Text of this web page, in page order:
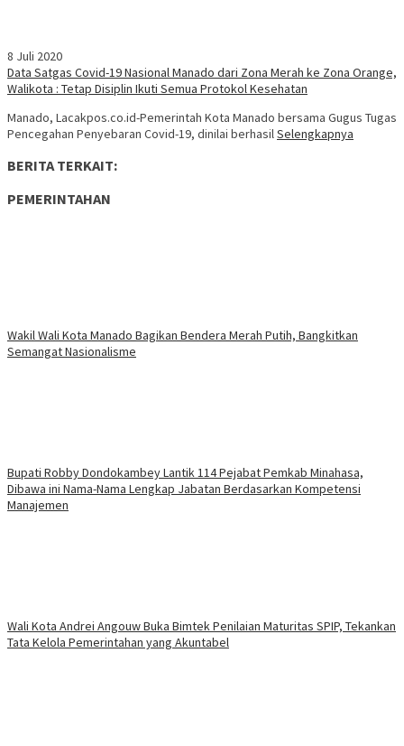
8 Juli 2020
Data Satgas Covid-19 Nasional Manado dari Zona Merah ke Zona Orange,
Walikota : Tetap Disiplin Ikuti Semua Protokol Kesehatan
Manado, Lacakpos.co.id-Pemerintah Kota Manado bersama Gugus Tugas
Pencegahan Penyebaran Covid-19, dinilai berhasilSelengkapnya
BERITA TERKAIT:
PEMERINTAHAN
Wakil Wali Kota Manado Bagikan Bendera Merah Putih, Bangkitkan
Semangat Nasionalisme
Bupati Robby Dondokambey Lantik 114 Pejabat Pemkab Minahasa,
Dibawa ini Nama-Nama Lengkap Jabatan Berdasarkan Kompetensi
Manajemen
Wali Kota Andrei Angouw Buka Bimtek Penilaian Maturitas SPIP, Tekankan
Tata Kelola Pemerintahan yang Akuntabel